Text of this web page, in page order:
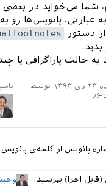
شما می‌خواید در بعضی
عبارتی، پانویس‌ها
دستور
حالت پاراگرافی یا
۲۳ دی ۱۳۹۳
توسط
پانویس از کلمه‌ی پانویس
اجرا) بپرسید.